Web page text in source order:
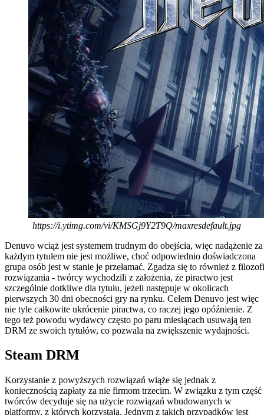
https://i.ytimg.com/vi/KMSGj9Y2T9Q/maxresdefault.jpg
Denuvo wciąż jest systemem trudnym do obejścia, więc nadążenie za
każdym tytułem nie jest możliwe, choć odpowiednio doświadczona
grupa osób jest w stanie je przełamać. Zgadza się to również z
rozwiązania - twórcy wychodzili z założenia, że piractwo jest
szczególnie dotkliwe dla tytułu, jeżeli następuje w okolicach
pierwszych 30 dni obecności gry na rynku. Celem Denuvo jest więc
nie tyle całkowite ukrócenie piractwa, co raczej jego opóźnienie. Z
tego też powodu wydawcy często po paru miesiącach usuwają ten
DRM ze swoich tytułów, co pozwala na zwiększenie wydajności.
Steam DRM
Korzystanie z powyższych rozwiązań wiąże się jednak z
koniecznością zapłaty za nie firmom trzecim. W związku z tym część
twórców decyduje się na użycie rozwiązań wbudowanych w
platformy, z których korzystają. Jednym z takich przypadków jest